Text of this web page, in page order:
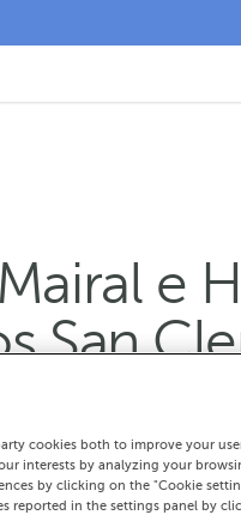
e
San
xurado
cookies both to improve your
interests by analyzing your
by clicking on the "Cookie
reported in the settings panel by